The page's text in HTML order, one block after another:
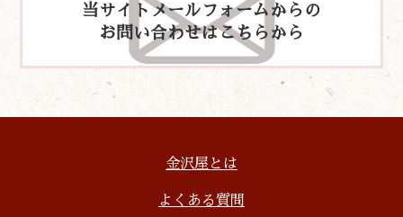
当サイトメールフォームからの
お問い合わせはこちらから
金沢屋とは
よくある質問